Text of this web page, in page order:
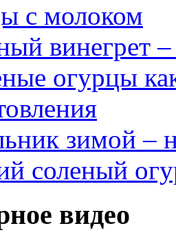
с молоком
винегрет
огурцы
зимой –
соленый
видео